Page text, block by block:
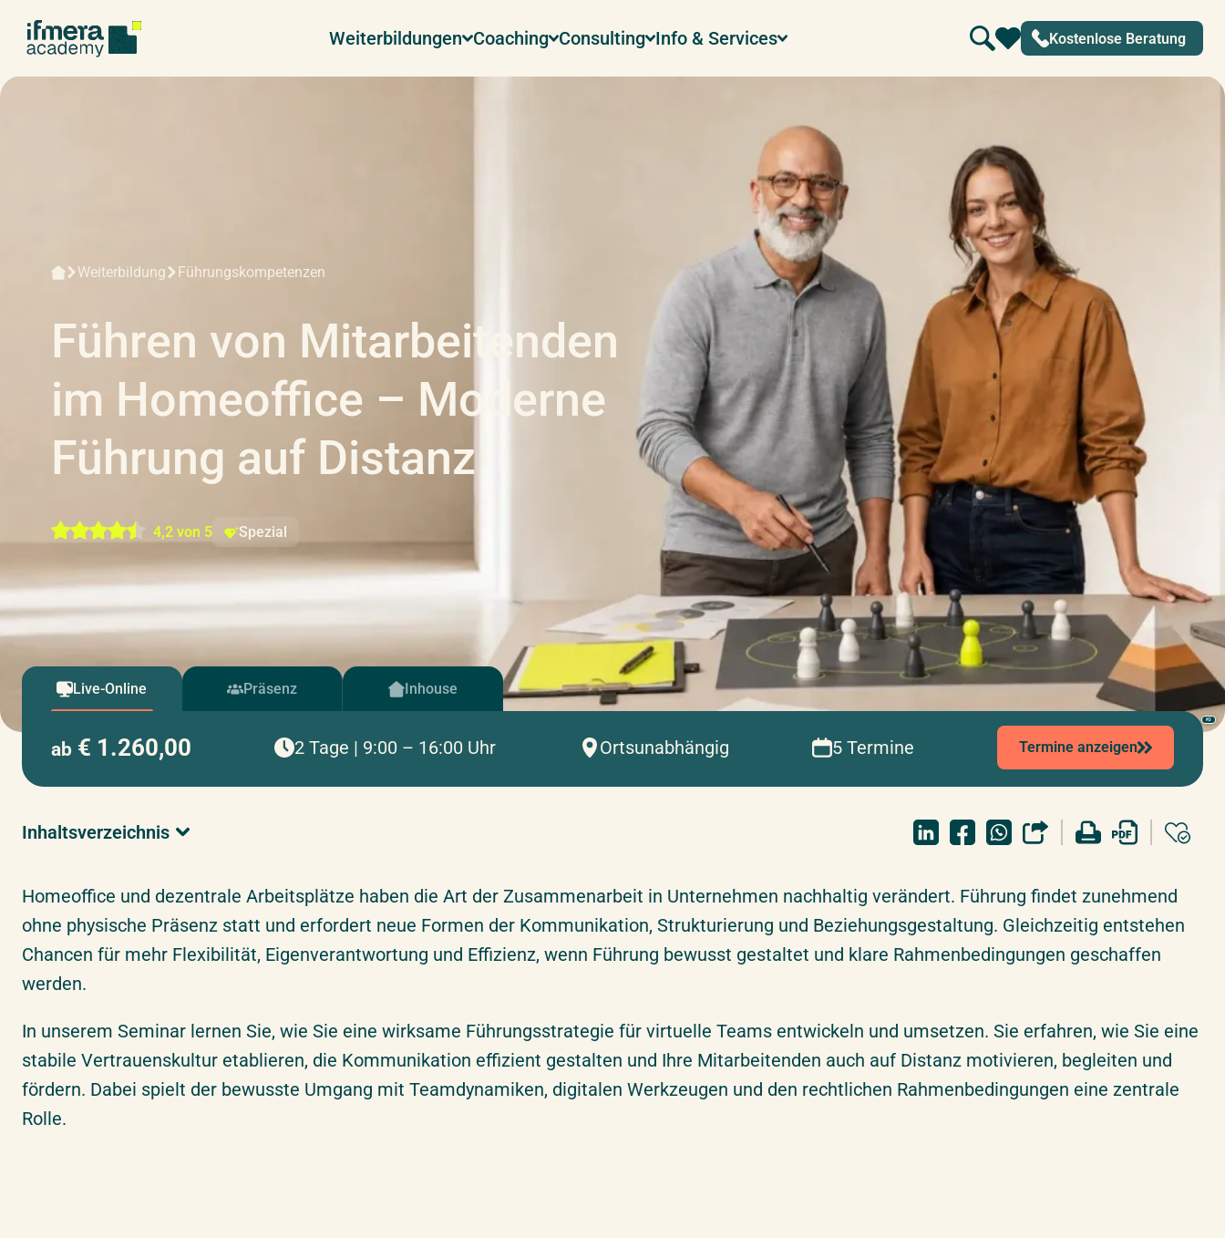
Weiterbildungen Coaching Consulting Info & Services Kostenlose Beratung
Weiterbildung Führungskompetenzen
Führen von Mitarbeitenden
im Homeoffice – Moderne
Führung auf Distanz
4,2 von 5 Spezial
KI
Live-Online Präsenz Inhouse
ab € 1.260,00 2 Tage | 9:00 – 16:00 Uhr Ortsunabhängig 5 Termine Termine anzeigen
Inhaltsverzeichnis
Ihre Vorteile & Lernziele
Detaillierte Seminarinhalte
Zielgruppe
Aktuelle Termine & Buchung
Ihre Extras bei uns
Optionaler Vorkurs
Inhouse-Schulung
Überblick & Relevanz
Homeoffice und dezentrale Arbeitsplätze haben die Art der Zusammenarbeit in Unternehmen nachhaltig verändert. Führung findet zunehmend
ohne physische Präsenz statt und erfordert neue Formen der Kommunikation, Strukturierung und Beziehungsgestaltung. Gleichzeitig entstehen
Chancen für mehr Flexibilität, Eigenverantwortung und Effizienz, wenn Führung bewusst gestaltet und klare Rahmenbedingungen geschaffen
werden.
In unserem Seminar lernen Sie, wie Sie eine wirksame Führungsstrategie für virtuelle Teams entwickeln und umsetzen. Sie erfahren, wie Sie eine
stabile Vertrauenskultur etablieren, die Kommunikation effizient gestalten und Ihre Mitarbeitenden auch auf Distanz motivieren, begleiten und
fördern. Dabei spielt der bewusste Umgang mit Teamdynamiken, digitalen Werkzeugen und den rechtlichen Rahmenbedingungen eine zentrale
Rolle.